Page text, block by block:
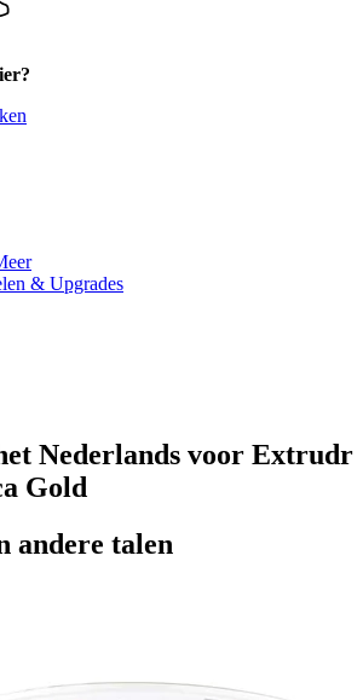
& Upgrades
Nederlands voor Extrudr
Gold
andere talen